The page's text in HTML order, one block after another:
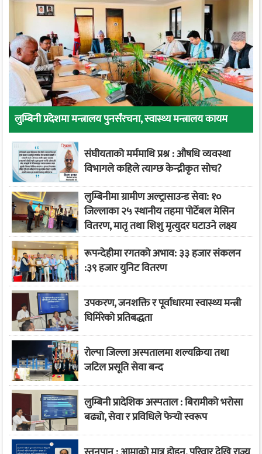
लुम्बिनी प्रदेशमा मन्त्रालय पुनर्संरचना, स्वास्थ्य मन्त्रालय कायम
संघीयताको मर्ममाथि प्रश्न : औषधि व्यवस्था
विभागले कहिले त्याग्छ केन्द्रीकृत सोच?
लुम्बिनीमा ग्रामीण अल्ट्रासाउन्ड सेवा: १०
जिल्लाका २५ स्थानीय तहमा पोर्टेबल मेसिन
वितरण, मातृ तथा शिशु मृत्युदर घटाउने लक्ष्य
रूपन्देहीमा रगतको अभाव: ३३ हजार संकलन
:३९ हजार युनिट वितरण
उपकरण, जनशक्ति र पूर्वाधारमा स्वास्थ्य मन्त्री
घिमिरेको प्रतिबद्धता
रोल्पा जिल्ला अस्पतालमा शल्यक्रिया तथा
जटिल प्रसूति सेवा बन्द
लुम्बिनी प्रादेशिक अस्पताल : बिरामीको भरोसा
बढ्यो, सेवा र प्रविधिले फेर्‍यो स्वरूप